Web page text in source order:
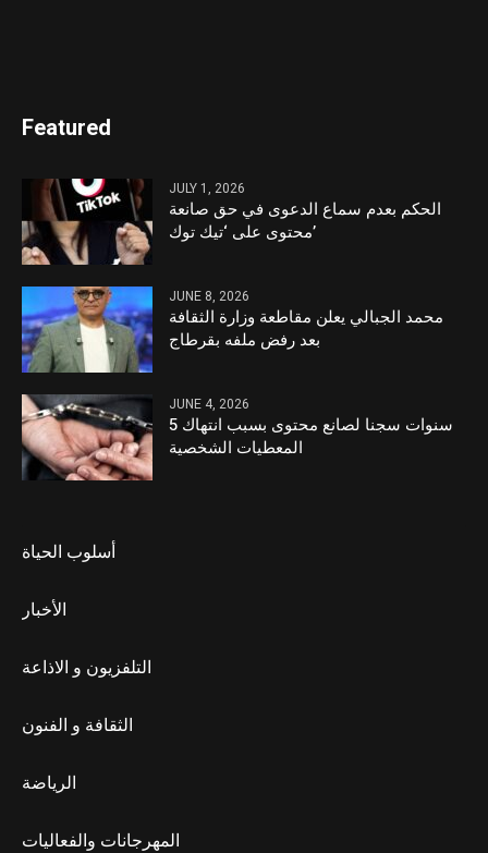
Featured
JULY 1, 2026
الحكم بعدم سماع الدعوى في حق صانعة
محتوى على ‘تيك توك’
JUNE 8, 2026
محمد الجبالي يعلن مقاطعة وزارة الثقافة
بعد رفض ملفه بقرطاج
JUNE 4, 2026
5 سنوات سجنا لصانع محتوى بسبب انتهاك
المعطيات الشخصية
أسلوب الحياة
الأخبار
التلفزيون و الاذاعة
الثقافة و الفنون
الرياضة
المهرجانات والفعاليات